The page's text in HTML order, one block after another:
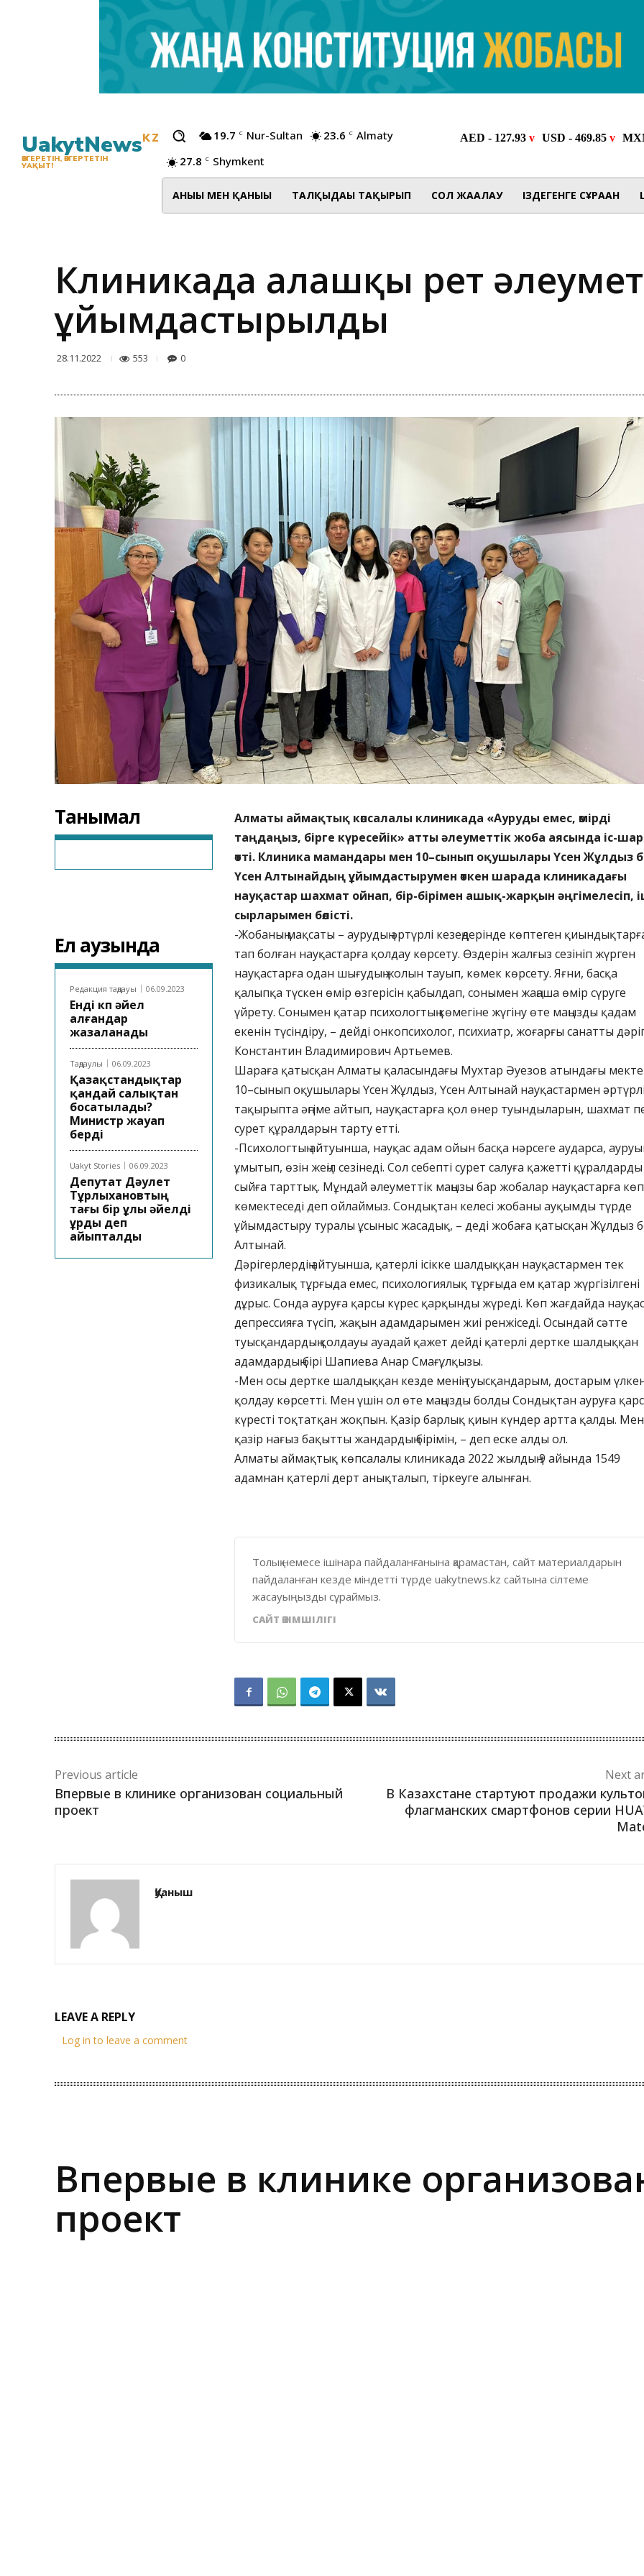
UakytNewsKZ
ӨЗГЕРЕТІН, ӨЗГЕРТЕТІН
УАҚЫТ!
19.7 C Nur-Sultan 23.6 C Almaty
27.8 C Shymkent
АНЫҒЫ МЕН ҚАНЫҒЫ ТАЛҚЫДАҒЫ ТАҚЫРЫП СОЛ ЖАҒАЛАУ ІЗДЕГЕНГЕ СҰРАҒАН
Клиникада алғашқы рет
ұйымдастырылды
28.11.2022 553 0
Танымал
Ел аузында
Редакция таңдауы 06.09.2023
Енді көп әйел
алғандар
жазаланады
Таңдаулы 06.09.2023
Қазақстандықтар
қандай салықтан
босатылады?
Министр жауап
берді
Uakyt Stories 06.09.2023
Депутат Дәулет
Тұрлыхановтың
тағы бір ұлы әйелді
ұрды деп
айыпталды
Алматы аймақтық көпсалалы клиникада «Ауруды емес, өмірді
таңдаңыз, бірге күресейік» атты әлеуметтік жоба аясында іс-
өтті. Клиника мамандары мен 10–сынып оқушылары Үсен Жұлдыз
Үсен Алтынайдың ұйымдастырумен өткен шарада клиникадағы
науқастар шахмат ойнап, бір-бірімен ашық-жарқын әңгімелесіп,
сырларымен бөлісті.
-Жобаның мақсаты – аурудың әртүрлі кезеңдерінде көптеген
тап болған науқастарға қолдау көрсету. Өздерін жалғыз сезініп жүрген
науқастарға одан шығудың жолын тауып, көмек көрсету. Яғни, басқа
қалыпқа түскен өмір өзгерісін қабылдап, сонымен жаңаша өмір сүруге
үйрету. Сонымен қатар психологтың көмегіне жүгіну өте маңызды қадам
екенін түсіндіру, – дейді онкопсихолог, психиатр, жоғарғы санатты
Константин Владимирович Артьемев.
Шараға қатысқан Алматы қаласындағы Мухтар Әуезов атындағы
10–сынып оқушылары Үсен Жұлдыз, Үсен Алтынай науқастармен әртүрлі
тақырыпта әңгіме айтып, науқастарға қол өнер туындыларын, шахмат
сурет құралдарын тарту етті.
-Психологтың айтуынша, науқас адам ойын басқа нәрсеге аударса,
ұмытып, өзін жеңіл сезінеді. Сол себепті сурет салуға қажетті құралдарды
сыйға тарттық. Мұндай әлеуметтік маңызы бар жобалар науқастарға көп
көмектеседі деп ойлаймыз. Сондықтан келесі жобаны ауқымды түрде
ұйымдастыру туралы ұсыныс жасадық, – деді жобаға қатысқан Жұлдыз
Алтынай.
Дәрігерлердің айтуынша, қатерлі ісікке шалдыққан науқастармен тек
физикалық тұрғыда емес, психологиялық тұрғыда ем қатар жүргізілгені
дұрыс. Сонда ауруға қарсы күрес қарқынды жүреді. Көп жағдайда
депрессияға түсіп, жақын адамдарымен жиі ренжіседі. Осындай сәтте
туысқандардың қолдауы ауадай қажет дейді қатерлі дертке шалдыққан
адамдардың бірі Шапиева Анар Смағұлқызы.
-Мен осы дертке шалдыққан кезде менің туысқандарым, достарым
қолдау көрсетті. Мен үшін ол өте маңызды болды Сондықтан ауруға
күресті тоқтатқан жоқпын. Қазір барлық қиын күндер артта қалды. Мен
қазір нағыз бақытты жандардың бірімін, – деп еске алды ол.
Алматы аймақтық көпсалалы клиникада 2022 жылдың 9 айында 1549
адамнан қатерлі дерт анықталып, тіркеуге алынған.
Толық немесе ішінара пайдаланғанына қарамастан, сайт материалдарын
пайдаланған кезде міндетті түрде uakytnews.kz сайтына сілтеме
жасауыңызды сұраймыз.
САЙТ ӘКІМШІЛІГІ
Previous article
Впервые в клинике организован социальный
проект
Next
В Казахстане стартуют продажи
флагманских смартфонов серии
Қуаныш
LEAVE A REPLY
Log in to leave a comment